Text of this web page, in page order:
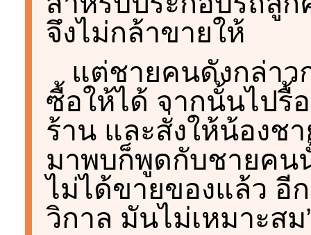
จึงไม่กล้าขายให้
แต่ชายคนดังกล่าว
ซื้อให้ได้ จากนั้นไปรื้
ร้าน และสั่งให้น้องช
มาพบก็พูดกับชายคน
ไม่ได้ขายของแล้ว อี
วิกาล มันไม่เหมาะสม